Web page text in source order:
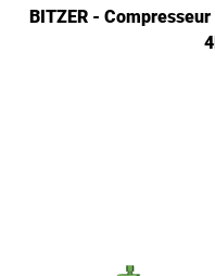
BITZER -